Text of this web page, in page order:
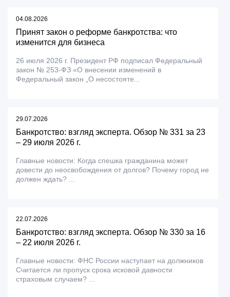
04.08.2026
Принят закон о реформе банкротства: что
изменится для бизнеса
26 июля 2026 г. Президент РФ подписал Федеральный
закон № 253-ФЗ «О внесении изменений в
Федеральный закон „О несостояте...
29.07.2026
Банкротство: взгляд эксперта. Обзор № 331 за 23
– 29 июля 2026 г.
Главные новости: Когда спешка гражданина может
довести до неосвобождения от долгов? Почему город не
должен ждать? ...
22.07.2026
Банкротство: взгляд эксперта. Обзор № 330 за 16
– 22 июля 2026 г.
Главные новости: ФНС России наступает на должников
Считается ли пропуск срока исковой давности
страховым случаем? ...